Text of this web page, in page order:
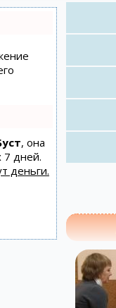
, она
7 дней.
деньги.